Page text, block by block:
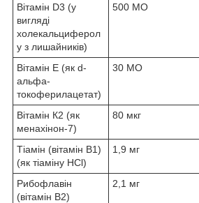
Вітамін D3 (у
вигляді
холекальциферол
у з лишайників)
500 МО
Вітамін Е (як d-
альфа-
токоферилацетат)
30 МО
Вітамін К2 (як
менахінон-7)
80 мкг
Тіамін (вітамін В1)
(як тіаміну HCl)
1,9 мг
Рибофлавін
(вітамін В2)
2,1 мг